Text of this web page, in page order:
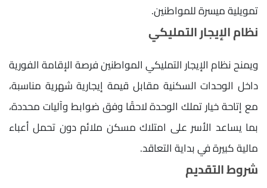
تمويلية ميسرة للمواطنين.
نظام الإيجار التمليكي
ويمنح نظام الإيجار التمليكي المواطنين فرصة الإقامة الفورية
داخل الوحدات السكنية مقابل قيمة إيجارية شهرية مناسبة،
مع إتاحة خيار تملك الوحدة لاحقًا وفق ضوابط وآليات محددة،
بما يساعد الأسر على امتلاك مسكن ملائم دون تحمل أعباء
مالية كبيرة في بداية التعاقد.
شروط التقديم